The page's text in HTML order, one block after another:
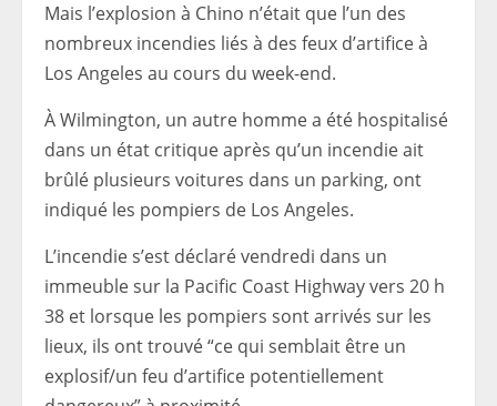
Mais l’explosion à Chino n’était que l’un des
nombreux incendies liés à des feux d’artifice à
Los Angeles au cours du week-end.
À Wilmington, un autre homme a été hospitalisé
dans un état critique après qu’un incendie ait
brûlé plusieurs voitures dans un parking, ont
indiqué les pompiers de Los Angeles.
L’incendie s’est déclaré vendredi dans un
immeuble sur la Pacific Coast Highway vers 20 h
38 et lorsque les pompiers sont arrivés sur les
lieux, ils ont trouvé “ce qui semblait être un
explosif/un feu d’artifice potentiellement